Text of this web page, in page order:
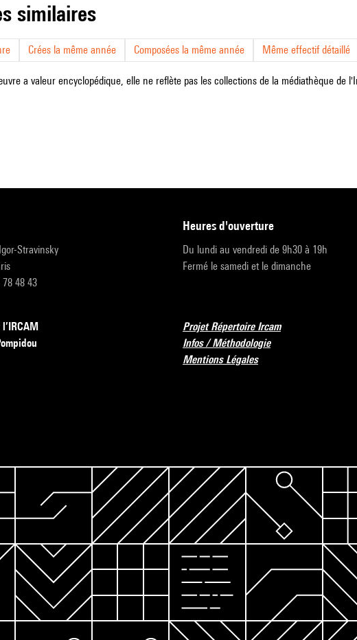
similaires
Crées la même année Composées la même année Même effectif détaillé
a valeur encyclopédique, elle ne reflète pas les collections de la médiathèque de
Stravinsky
48 43
heures d'ouverture
Du lundi au vendredi de 9h30 à 19h
Fermé le samedi et le dimanche
Projet Répertoire Ircam
Infos / Méthodologie
Mentions Légales